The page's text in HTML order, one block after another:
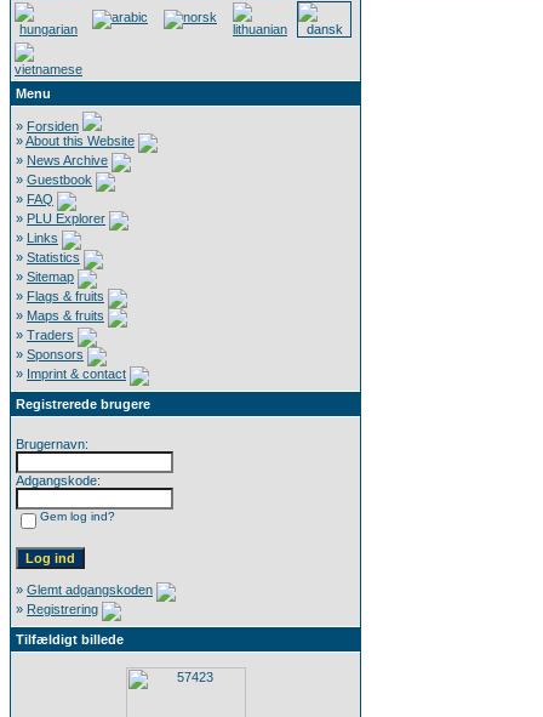
Menu
» Forsiden
»About this Website
» News Archive
» Guestbook
» FAQ
» PLU Explorer
» Links
» Statistics
» Sitemap
» Flags & fruits
» Maps & fruits
» Traders
» Sponsors
» Imprint & contact
Registrerede brugere
Brugernavn:
Adgangskode:
Gem log ind?
» Glemt adgangskoden
» Registrering
Tilfældigt billede